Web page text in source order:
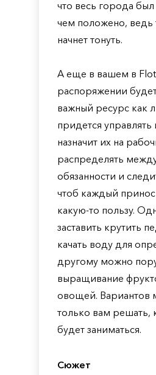
что весь города
чем положено, ведь
начнет тонуть.
А еще в вашем в
распоряжении
важный ресурс как
придется управлять
назначит их на
распределять
обязанности и
чтоб каждый
какую-то пользу.
заставить крутить
качать воду для
другому можно
выращивание
овощей. Вариантов
только вам решать,
будет заниматься.
Сюжет